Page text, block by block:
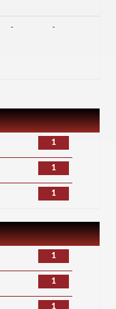
- -
1
1
1
1
1
1